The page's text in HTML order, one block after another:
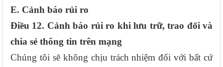
E. Cảnh báo rủi ro
Điều 12. Cảnh báo rủi ro khi lưu trữ, trao đổi và
chia sẻ thông tin trên mạng
Chúng tôi sẽ không chịu trách nhiệm đối với bất cứ